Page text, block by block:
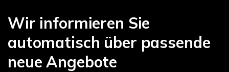
Wir informieren Sie
automatisch über passende
neue Angebote